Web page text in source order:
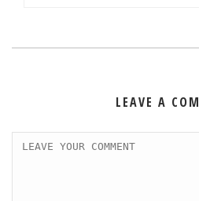
LEAVE A